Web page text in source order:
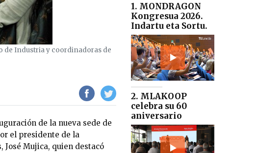
de Industria y coordinadoras de
de la nueva sede de
el presidente de la
Mujica, quien destacó
1. MONDRAGON
Kongresua 2026.
Indartu eta Sortu.
2. MLAKOOP
celebra su 60
aniversario